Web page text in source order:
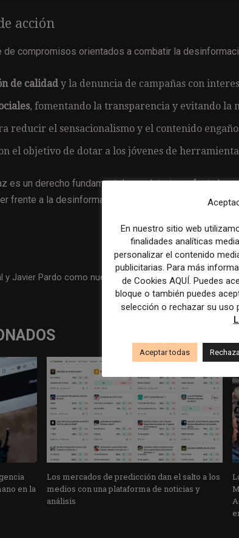
acción
compromisos orientados a combatir la
de calidad y la denuncia de campañas con
, fomentando la transparencia y evitando la
reducir el sensacionalismo y el contenido
el objetivo de dotar a los jóvenes de
es un derecho fundamental y su deterioro afecta la
frente a la desinformación”, ha declarado Aletxu
Javier Pardo como nuevos
Los medios
en la
Los mercados de predicción dan el salto a los
medios con una plataforma de noticias y
análisis
En nuestro sitio web
finalidades analíticas
personalizar el contenido
publicitarias. Para más
de Cookies AQUÍ. Puedes
bloque o también puedes
selección o rechazar su uso
Aceptar todas